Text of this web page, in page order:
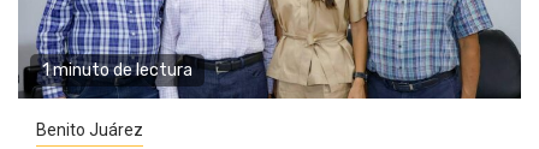
1 minuto de lectura
Benito Juárez